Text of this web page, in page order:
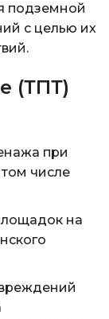
подземной
с целью их
(ТПТ)
при
числе
на